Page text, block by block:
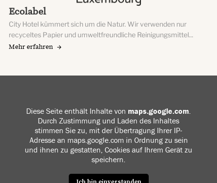
Ecolabel
City Hotel kümmert sich um die Natur. Wir verwenden nur
recyceltes Papier und umweltfreundliche Reinigungsmittel...
Mehr erfahren